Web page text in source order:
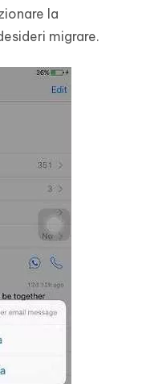
la
migrare.